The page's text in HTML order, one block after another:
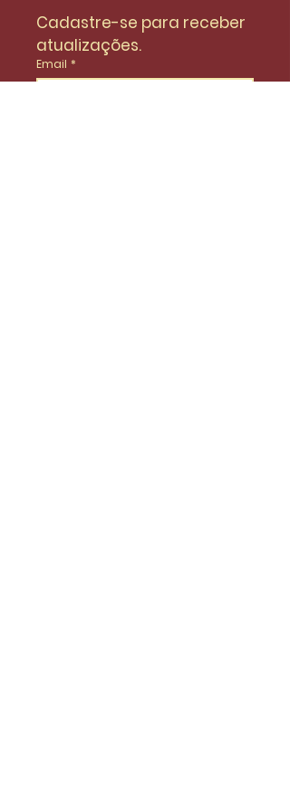
Cadastre-se para receber
atualizações.
Email *